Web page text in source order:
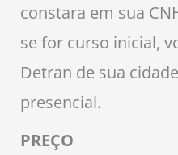
constara em sua
se for curso inicial,
Detran de sua
presencial.
PREÇO